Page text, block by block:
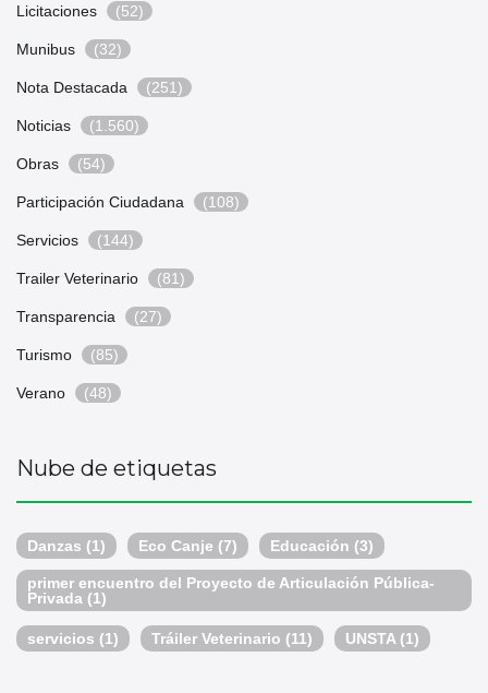
Licitaciones (52)
Munibus (32)
Nota Destacada (251)
Noticias (1.560)
Obras (54)
Participación Ciudadana (108)
Servicios (144)
Trailer Veterinario (81)
Transparencia (27)
Turismo (85)
Verano (48)
Nube de etiquetas
Danzas (1) Eco Canje (7) Educación (3)
primer encuentro del Proyecto de Articulación Pública-
Privada (1)
servicios (1) Tráiler Veterinario (11) UNSTA (1)